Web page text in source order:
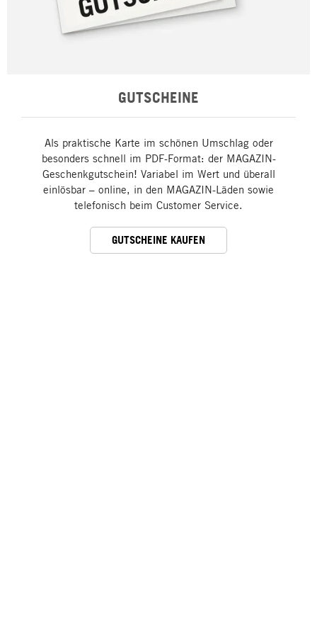
GUTSCHEINE
Als praktische Karte im schönen Umschlag oder
besonders schnell im PDF-Format: der MAGAZIN-
Geschenkgutschein! Variabel im Wert und überall
einlösbar – online, in den MAGAZIN-Läden sowie
telefonisch beim Customer Service.
GUTSCHEINE KAUFEN